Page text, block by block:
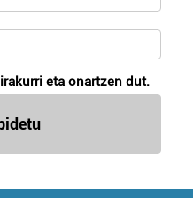
irakurri eta onartzen dut.